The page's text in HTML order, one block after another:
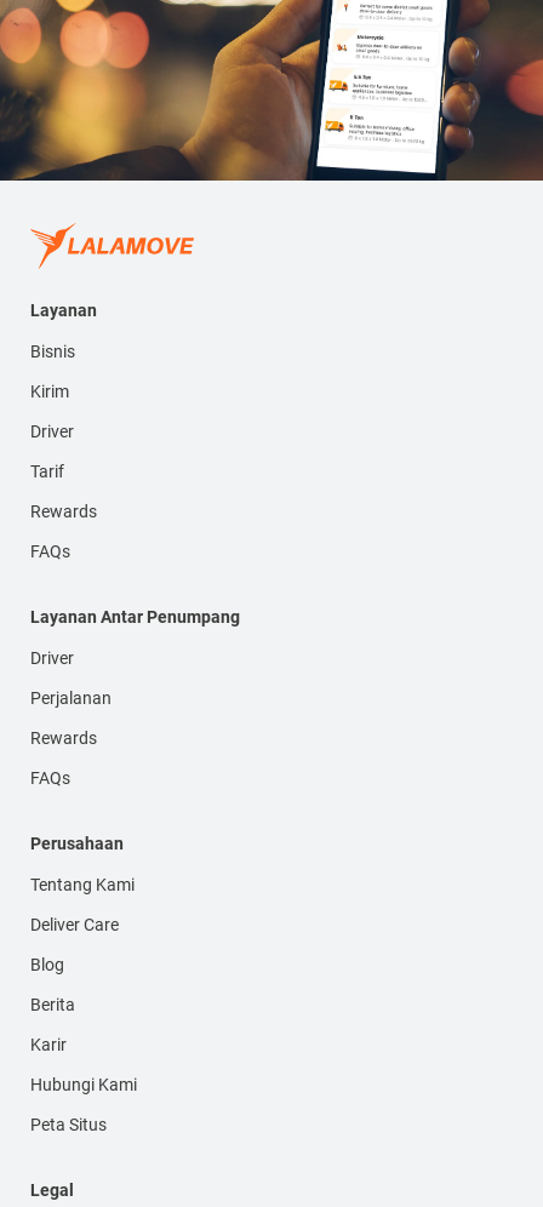
Layanan
Bisnis
Kirim
Driver
Tarif
Rewards
FAQs
Layanan Antar Penumpang
Driver
Perjalanan
Rewards
FAQs
Perusahaan
Tentang Kami
Deliver Care
Blog
Berita
Karir
Hubungi Kami
Peta Situs
Legal